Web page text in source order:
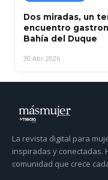
Dos miradas, un
encuentro
Bahía del Duque
30 Abr 2026
La revista digital para
inspiradas y conectadas.
comunidad que crece